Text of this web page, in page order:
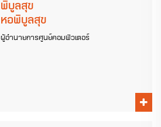
พิบูลสุข
หอพิบูลสุข
ผู้อำนายการศูนย์คอมพิวเตอร์